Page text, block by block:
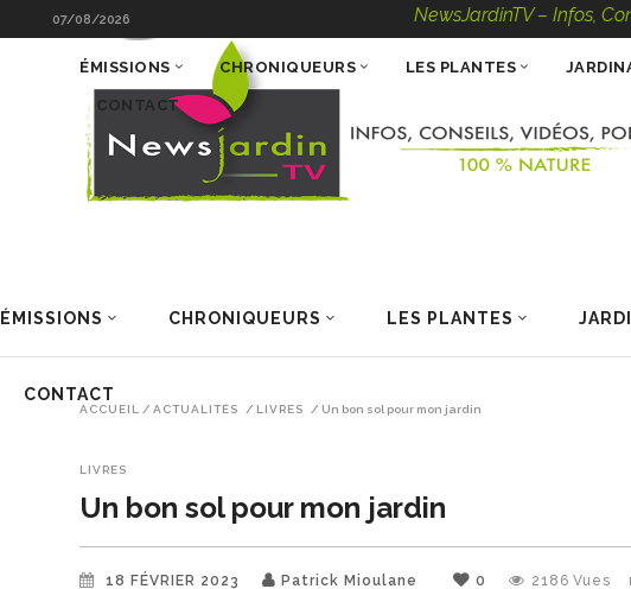
07/08/2026 NewsJardinTV – Infos, Conseils,
ÉMISSIONS CHRONIQUEURS LES PLANTES
CONTACT
ÉMISSIONS CHRONIQUEURS LES PLANTES
CONTACT
ACCUEIL / ACTUALITÉS / LIVRES / Un bon sol pour mon jardin
LIVRES
Un bon sol pour mon jardin
18 FÉVRIER 2023 Patrick Mioulane 0 2186 Vues